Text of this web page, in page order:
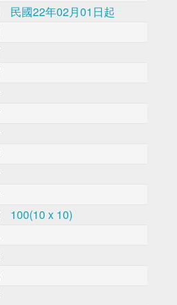
民國22年02月01日起
100(10 x 10)